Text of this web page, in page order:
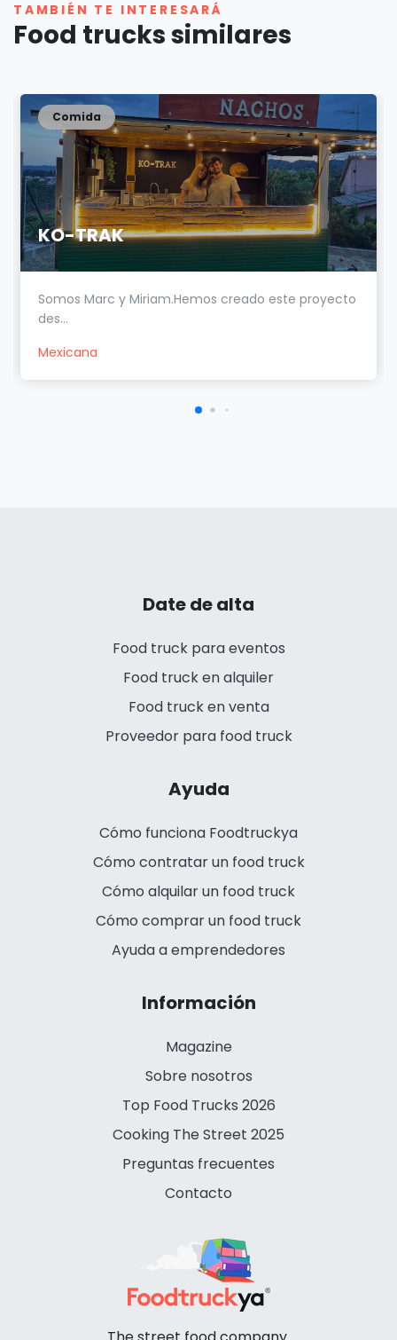
TAMBIÉN TE INTERESARÁ
Food trucks similares
KO-TRAK
Comida
Somos Marc y Miriam.Hemos creado este proyecto
des...
Mexicana
Date de alta
Food truck para eventos
Food truck en alquiler
Food truck en venta
Proveedor para food truck
Ayuda
Cómo funciona Foodtruckya
Cómo contratar un food truck
Cómo alquilar un food truck
Cómo comprar un food truck
Ayuda a emprendedores
Información
Magazine
Sobre nosotros
Top Food Trucks 2026
Cooking The Street 2025
Preguntas frecuentes
Contacto